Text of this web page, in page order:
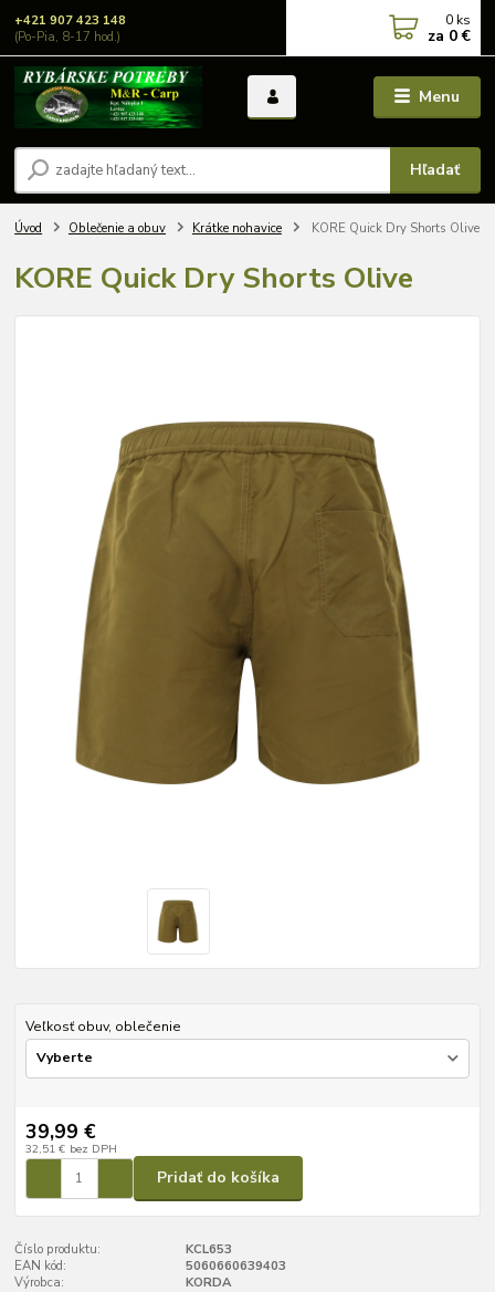
Menu
Hľadať
+421 907 423 148
(Po-Pia, 8-17 hod.)
0 ks
za 0 €
Úvod Oblečenie a obuv Krátke nohavice KORE Quick Dry Shorts Olive
KORE Quick Dry Shorts Olive
Veľkosť obuv, oblečenie
39,99 €
32,51 € bez DPH
Pridať do košíka
Číslo produktu:
KCL653
EAN kód:
5060660639403
Výrobca:
KORDA